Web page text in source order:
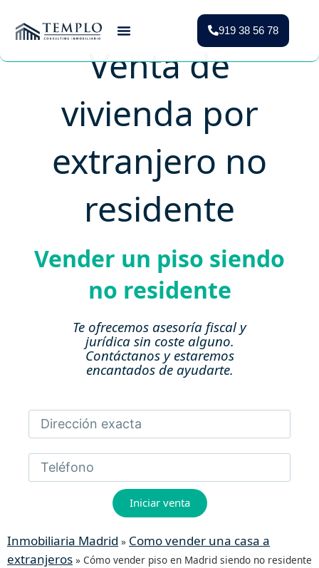
919 38 56 78
Venta de
vivienda por
extranjero no
residente
Vender un piso siendo
no residente
Te ofrecemos asesoría fiscal y
jurídica sin coste alguno.
Contáctanos y estaremos
encantados de ayudarte.
Iniciar venta
Inmobiliaria Madrid » Como vender una casa a
extranjeros » Cómo vender piso en Madrid siendo no residente